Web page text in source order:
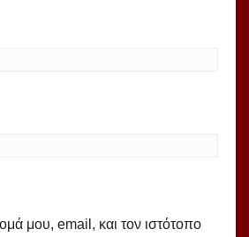
μου, email, και τον ιστότοπο